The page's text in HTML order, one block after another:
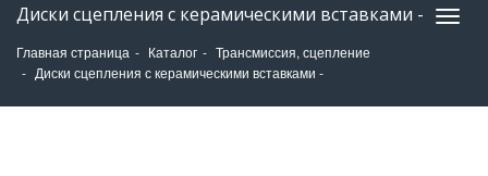
Диски сцепления с керамическими вставками -
Главная страница Каталог
Трансмиссия, сцепление
Диски сцепления с керамическими вставками -